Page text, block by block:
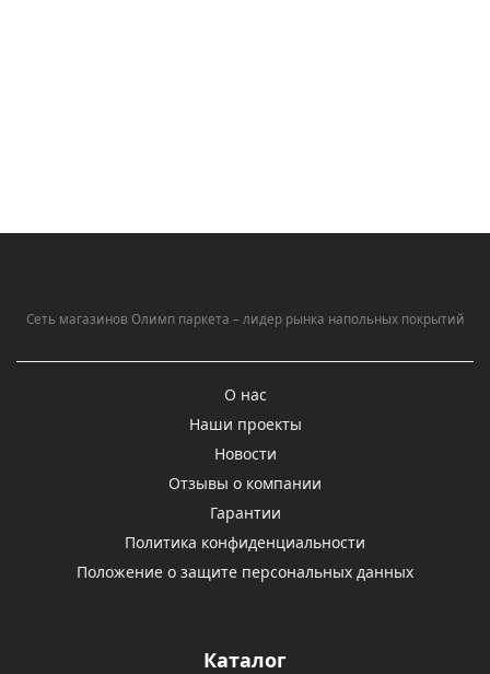
Сеть магазинов Олимп паркета – лидер рынка напольных покрытий
О нас
Наши проекты
Новости
Отзывы о компании
Гарантии
Политика конфиденциальности
Положение о защите персональных данных
Каталог